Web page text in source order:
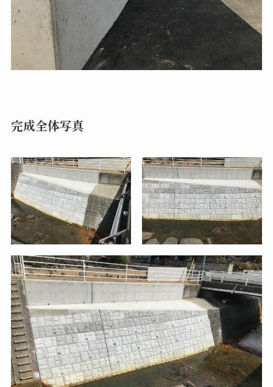
完成全体写真